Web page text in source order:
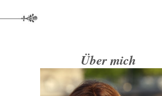
Über mich